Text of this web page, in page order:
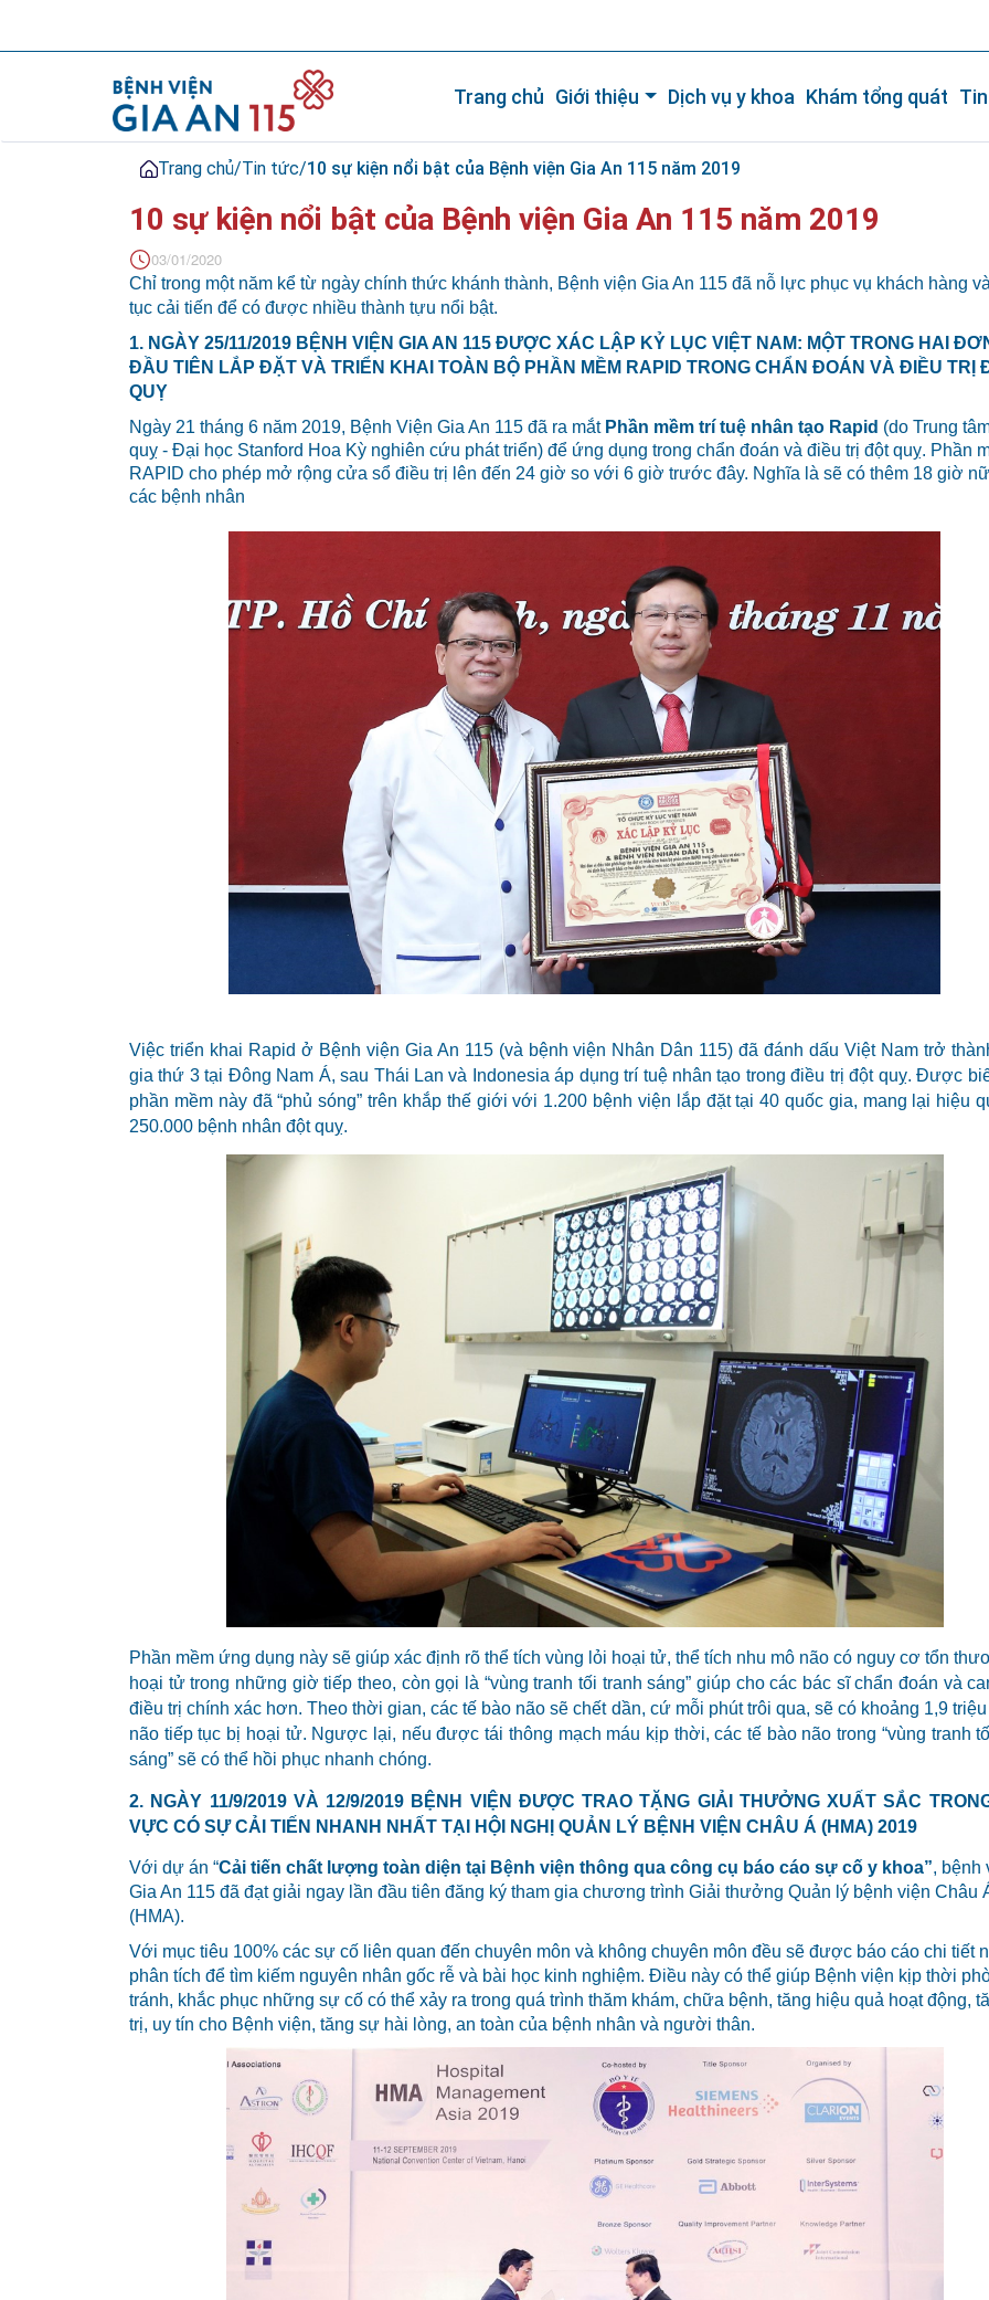
Trang chủ Giới thiệu Dịch vụ y khoa Khám tổng quát
Trang chủ/Tin tức/10 sự kiện nổi bật của Bệnh viện Gia An 115 năm 2019
10 sự kiện nổi bật của Bệnh viện Gia An 115 năm 2019
03/01/2020
Chỉ trong một năm kể từ ngày chính thức khánh thành, Bệnh viện Gia An 115 đã nỗ lực phục vụ khách hàng
tục cải tiến để có được nhiều thành tựu nổi bật.
1. NGÀY 25/11/2019 BỆNH VIỆN GIA AN 115 ĐƯỢC XÁC LẬP KỶ LỤC VIỆT NAM: MỘT TRONG HAI
ĐẦU TIÊN LẮP ĐẶT VÀ TRIỂN KHAI TOÀN BỘ PHẦN MỀM RAPID TRONG CHẨN ĐOÁN VÀ ĐIỀU TRỊ
QUỴ
Ngày 21 tháng 6 năm 2019, Bệnh Viện Gia An 115 đã ra mắt Phần mềm trí tuệ nhân tạo Rapid (do Trung
quỵ - Đại học Stanford Hoa Kỳ nghiên cứu phát triển) để ứng dụng trong chẩn đoán và điều trị đột quỵ. Phần
RAPID cho phép mở rộng cửa sổ điều trị lên đến 24 giờ so với 6 giờ trước đây. Nghĩa là sẽ có thêm 18 giờ
các bệnh nhân
Việc triển khai Rapid ở Bệnh viện Gia An 115 (và bệnh viện Nhân Dân 115) đã đánh dấu Việt Nam trở
gia thứ 3 tại Đông Nam Á, sau Thái Lan và Indonesia áp dụng trí tuệ nhân tạo trong điều trị đột quỵ. Được
phần mềm này đã “phủ sóng” trên khắp thế giới với 1.200 bệnh viện lắp đặt tại 40 quốc gia, mang lại hiệu
250.000 bệnh nhân đột quỵ.
Phần mềm ứng dụng này sẽ giúp xác định rõ thể tích vùng lỏi hoại tử, thể tích nhu mô não có nguy cơ tổn
hoại tử trong những giờ tiếp theo, còn gọi là “vùng tranh tối tranh sáng” giúp cho các bác sĩ chẩn đoán và
điều trị chính xác hơn. Theo thời gian, các tế bào não sẽ chết dần, cứ mỗi phút trôi qua, sẽ có khoảng 1,9
não tiếp tục bị hoại tử. Ngược lại, nếu được tái thông mạch máu kịp thời, các tế bào não trong “vùng tranh
sáng” sẽ có thể hồi phục nhanh chóng.
2. NGÀY 11/9/2019 VÀ 12/9/2019 BỆNH VIỆN ĐƯỢC TRAO TẶNG GIẢI THƯỞNG XUẤT SẮC
VỰC CÓ SỰ CẢI TIẾN NHANH NHẤT TẠI HỘI NGHỊ QUẢN LÝ BỆNH VIỆN CHÂU Á (HMA) 2019
Với dự án “Cải tiến chất lượng toàn diện tại Bệnh viện thông qua công cụ báo cáo sự cố y khoa”, bệnh
Gia An 115 đã đạt giải ngay lần đầu tiên đăng ký tham gia chương trình Giải thưởng Quản lý bệnh viện Châu
(HMA).
Với mục tiêu 100% các sự cố liên quan đến chuyên môn và không chuyên môn đều sẽ được báo cáo chi tiết
phân tích để tìm kiếm nguyên nhân gốc rễ và bài học kinh nghiệm. Điều này có thể giúp Bệnh viện kịp thời
tránh, khắc phục những sự cố có thể xảy ra trong quá trình thăm khám, chữa bệnh, tăng hiệu quả hoạt động,
trị, uy tín cho Bệnh viện, tăng sự hài lòng, an toàn của bệnh nhân và người thân.